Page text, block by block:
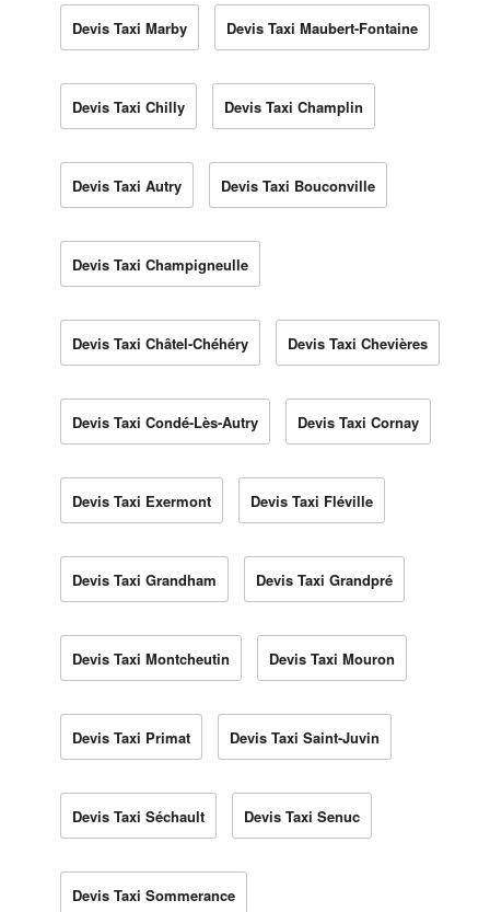
Devis Taxi Marby Devis Taxi Maubert-Fontaine
Devis Taxi Chilly Devis Taxi Champlin
Devis Taxi Autry Devis Taxi Bouconville
Devis Taxi Champigneulle
Devis Taxi Châtel-Chéhéry Devis Taxi Chevières
Devis Taxi Condé-Lès-Autry Devis Taxi Cornay
Devis Taxi Exermont Devis Taxi Fléville
Devis Taxi Grandham Devis Taxi Grandpré
Devis Taxi Montcheutin Devis Taxi Mouron
Devis Taxi Primat Devis Taxi Saint-Juvin
Devis Taxi Séchault Devis Taxi Senuc
Devis Taxi Sommerance